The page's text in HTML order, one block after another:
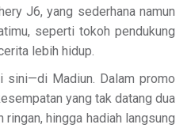
J6, yang sederhana namun
seperti tokoh pendukung
lebih hidup.
sini—di Madiun. Dalam promo
yang tak datang dua
hingga hadiah langsung